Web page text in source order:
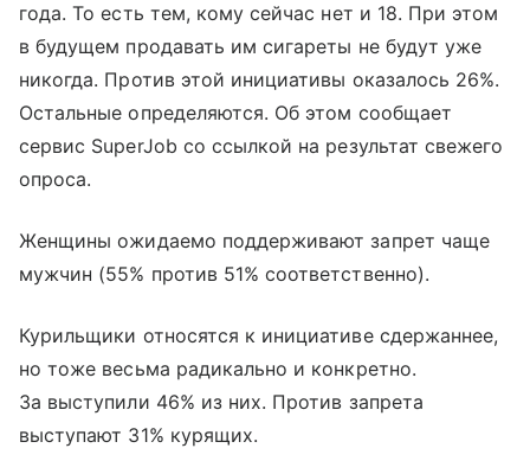
года. То есть тем, кому сейчас нет и 18. При этом
в будущем продавать им сигареты не будут уже
никогда. Против этой инициативы оказалось 26%.
Остальные определяются. Об этом сообщает
сервис SuperJob со ссылкой на результат свежего
опроса.
Женщины ожидаемо поддерживают запрет чаще
мужчин (55% против 51% соответственно).
Курильщики относятся к инициативе сдержаннее,
но тоже весьма радикально и конкретно.
За выступили 46% из них. Против запрета
выступают 31% курящих.